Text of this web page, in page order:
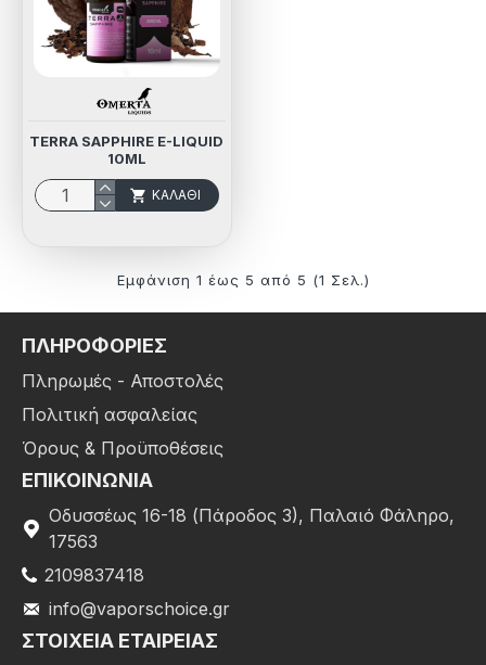
TERRA SAPPHIRE E-LIQUID
10ML
ΚΑΛΆΘΙ
Εμφάνιση 1 έως 5 από 5 (1 Σελ.)
ΠΛΗΡΟΦΟΡΙΕΣ
Πληρωμές - Αποστολές
Πολιτική ασφαλείας
Όρους & Προϋποθέσεις
ΕΠΙΚΟΙΝΩΝΙΑ
Οδυσσέως 16-18 (Πάροδος 3), Παλαιό Φάληρο,
17563
2109837418
info@vaporschoice.gr
ΣΤΟΙΧΕΊΑ ΕΤΑΙΡΕΊΑΣ